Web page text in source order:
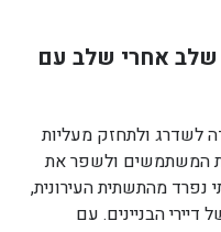
שלב אחרי שלב עם
לשדרג ולתחזק מעליות
המשתמשים ולשפר את
נפרד מהתשתית העירונית,
הבניינים. עם